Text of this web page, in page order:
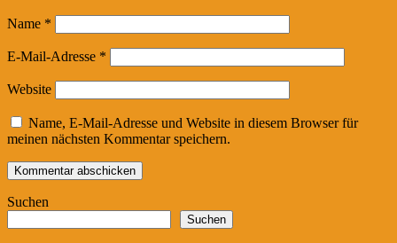
Name *
E-Mail-Adresse *
Website
Name, E-Mail-Adresse und Website in diesem Browser für
meinen nächsten Kommentar speichern.
Suchen
Suchen